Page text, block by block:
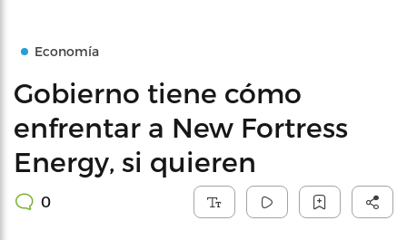
Economía
Gobierno tiene cómo
enfrentar a New Fortress
Energy, si quieren
0